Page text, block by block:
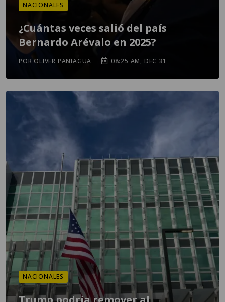
NACIONALES
¿Cuántas veces salió del país
Bernardo Arévalo en 2025?
POR OLIVER PANIAGUA 08:25 AM, DEC 31
NACIONALES